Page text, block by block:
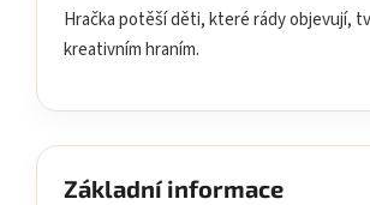
Hračka potěší děti, které rády objevují,
kreativním hraním.
Základní informace